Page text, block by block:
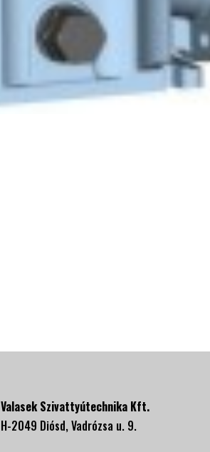
Valasek Szivattyútechnika Kft.
H-2049 Diósd, Vadrózsa u. 9.